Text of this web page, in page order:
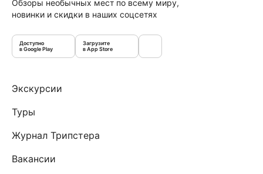
Обзоры необычных мест по всему миру,
новинки и скидки в наших соцсетях
Доступно
в Google Play
Загрузите
в App Store
Экскурсии
Туры
Журнал Трипстера
Вакансии